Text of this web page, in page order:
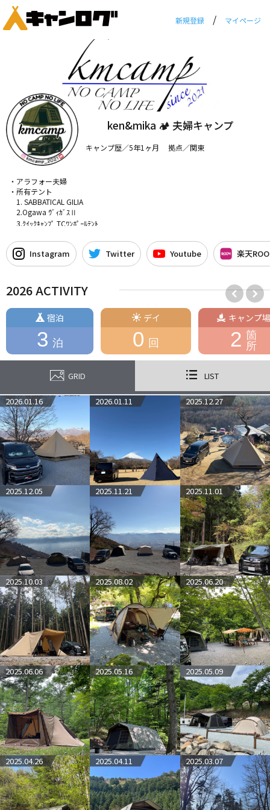
新規登録 / マイページ
ken&mika 🏕 夫婦キャンプ
キャンプ歴／5年1ヶ月 拠点／関東
・アラフォー夫婦
・所有テント
1. SABBATICAL GILIA
2.Ogawa ｳﾞｨｶﾞｽⅡ
3.ｸｲｯｸｷｬﾝﾌﾟ TCﾜﾝﾎﾟｰﾙﾃﾝﾄ
5.Ogawa ﾂｲﾝｸﾚｽﾀTC
6. SABBATICAL ﾓｰﾆﾝｸﾞｸﾞﾛｰﾘｰSynthetic
7. TOMOUNT G-moon tent X
9.Ogawa ｸﾞﾛｯｹ16T/C
10.Ogawa ﾛｯｼﾞｼｪﾙﾀｰUL
1. SABBATICAL LUPINE M
2.Soomloom ﾚｸﾀﾀｰﾌﾟ(2.5m×2.95m)
3.Soomloom ﾍｷｻﾀｰﾌﾟ(4.2m×4.1m)
4.ｸｲｯｸｷｬﾝﾌﾟ ﾎﾟﾘｺｯﾄﾝ ﾚｸﾀﾀｰﾌﾟ
5.Soomloom ﾌﾞﾗｯｸﾍｷｻﾀｰﾌﾟ（5.2m×4.2m）
TOYOTA 90系NOAH ﾊｲﾌﾞﾘｯﾄﾞZ
※2026年2月現在
Instagram Twitter Youtube 楽天
2026 ACTIVITY
宿泊
3 泊
デイ
0 回
キャンプ場
2 箇
所
GRID LIST
2026.01.16 2026.01.11 2025.12.27
2025.12.05 2025.11.21 2025.11.01
2025.10.03 2025.08.02 2025.06.20
2025.06.06 2025.05.16 2025.05.09
2025.04.26 2025.04.11 2025.03.07